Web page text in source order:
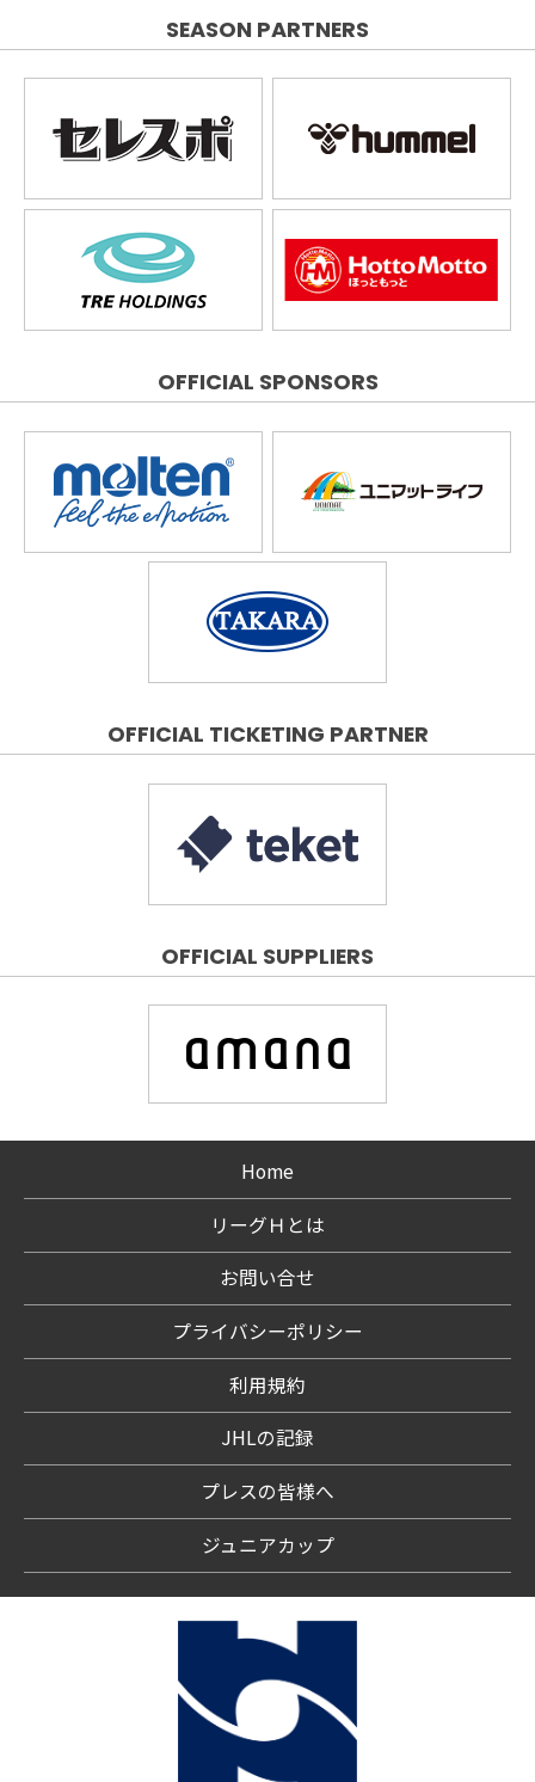
SEASON PARTNERS
OFFICIAL SPONSORS
OFFICIAL TICKETING PARTNER
OFFICIAL SUPPLIERS
Home
リーグＨとは
お問い合せ
プライバシーポリシー
利用規約
JHLの記録
プレスの皆様へ
ジュニアカップ